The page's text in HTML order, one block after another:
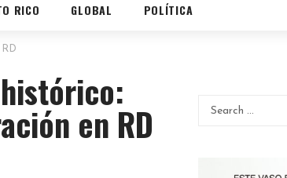
RICO GLOBAL POLÍTICA
en RD